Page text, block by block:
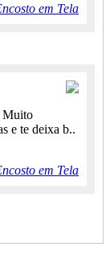
em Tela
Muito
e te deixa b..
em Tela